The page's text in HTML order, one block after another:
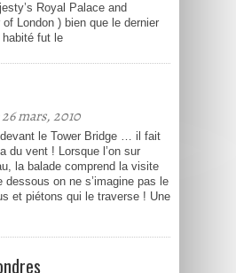
Royal Palace and
of London ) bien que le dernier
habité fut le
mars, 2010
le Tower Bridge … il fait
du vent ! Lorsque l’on sur
la balade comprend la visite
dessous on ne s’imagine pas le
et piétons qui le traverse ! Une